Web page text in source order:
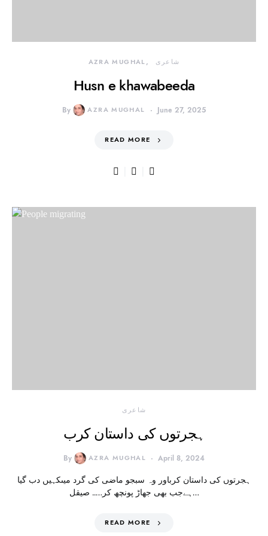
AZRA MUGHAL شاعری
Husn e khawabeeda
By AZRA MUGHAL June 27, 2025
READ MORE
شاعری
ہجرتوں کی داستان کرب
By AZRA MUGHAL April 8, 2024
ہجرتوں کی داستان کرباور وہ سبجو ماضی کی گرد میںکہیں دب گیا
ہےجب بھی جھاڑ پونچھ کر….. صیقل…
READ MORE